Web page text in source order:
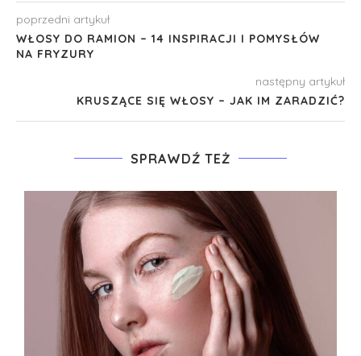
poprzedni artykuł
WŁOSY DO RAMION – 14 INSPIRACJI I POMYSŁÓW
NA FRYZURY
następny artykuł
KRUSZĄCE SIĘ WŁOSY – JAK IM ZARADZIĆ?
SPRAWDŹ TEŻ